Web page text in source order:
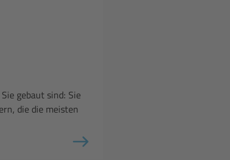
gebaut sind: Sie
die die meisten